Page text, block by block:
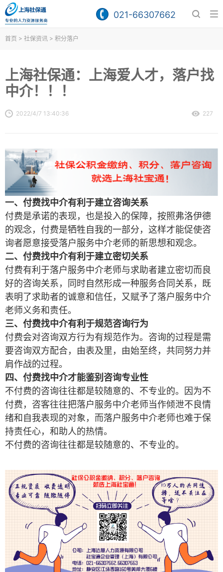
021-66307662
首页 > 社保资讯 > 积分落户
上海社保通：上海爱人才，落户找
中介！！！
2022/4/7 13:40:36 227
一、付费找中介有利于建立咨询关系
付费是承诺的表现，也是投入的保障，按照弗洛伊德
的观念，付费是牺牲自我的一部分，这样才能促使咨
询者愿意接受落户服务中介老师的新思想和观念。
二、付费找中介有利于建立密切关系
付费有利于落户服务中介老师与求助者建立密切而良
好的咨询关系，同时自然形成一种服务合同关系，既
表明了求助者的诚意和信任，又赋予了落户服务中介
老师义务和责任。
三、付费找中介有利于规范咨询行为
付费会对咨询双方行为有规范作为。咨询的过程是需
要咨询双方配合，由表及里，由始至终，共同努力并
肩作战的过程。
四、付费找中介才能鉴别咨询专业性
不付费的咨询往往都是较随意的、不专业的。因为不
付费，咨客往往把落户服务中介老师当作倾泄不良情
绪和自我表现的对象，而落户服务中介老师也难于保
持责任心，和助人的热情。
不付费的咨询往往都是较随意的、不专业的。